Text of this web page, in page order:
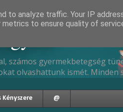
számos gyermekbetegség
olvashattunk ismét. Minden
Kényszere @
to analyze traffic. Your IP
to ensure quality of